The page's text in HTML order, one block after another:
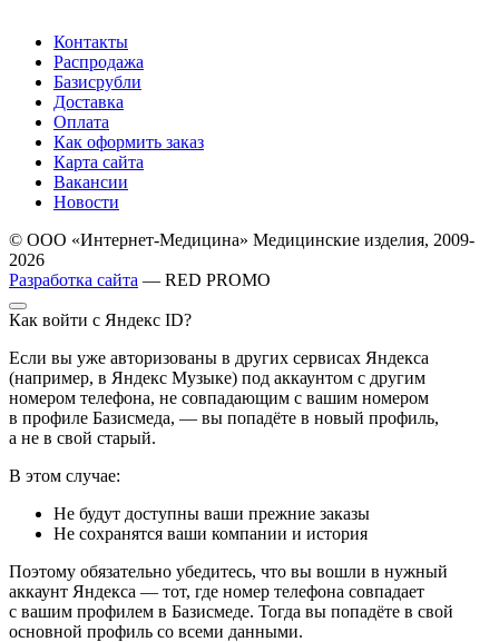
Контакты
Распродажа
Базисрубли
Доставка
Оплата
Как оформить заказ
Карта сайта
Вакансии
Новости
© ООО «Интернет-Медицина» Медицинские изделия, 2009-
2026
Разработка сайта — RED PROMO
Как войти с Яндекс ID?
Если вы уже авторизованы в других сервисах Яндекса
(например, в Яндекс Музыке) под аккаунтом с другим
номером телефона, не совпадающим с вашим номером
в профиле Базисмеда, — вы попадёте в новый профиль,
а не в свой старый.
В этом случае:
Не будут доступны ваши прежние заказы
Не сохранятся ваши компании и история
Поэтому обязательно убедитесь, что вы вошли в нужный
аккаунт Яндекса — тот, где номер телефона совпадает
с вашим профилем в Базисмеде. Тогда вы попадёте в свой
основной профиль со всеми данными.